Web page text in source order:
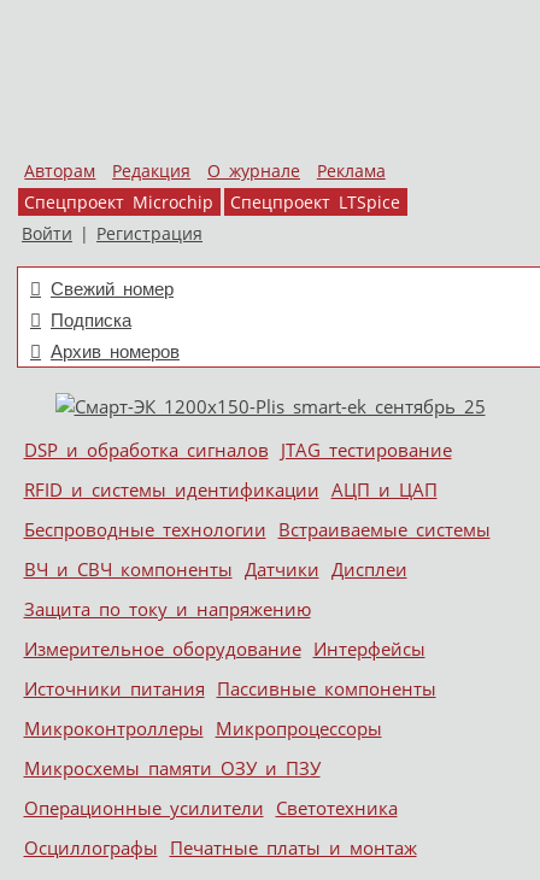
Авторам Редакция О журнале
Реклама
Спецпроект Microchip
Спецпроект LTSpice
Войти | Регистрация
Свежий номер
Подписка
Архив номеров
Меню
Skip to content
DSP и обработка сигналов JTAG тестирование
RFID и системы идентификации АЦП и ЦАП
Беспроводные технологии Встраиваемые системы
ВЧ и СВЧ компоненты Датчики Дисплеи
Защита по току и напряжению
Измерительное оборудование Интерфейсы
Источники питания Пассивные компоненты
Микроконтроллеры Микропроцессоры
Микросхемы памяти ОЗУ и ПЗУ
Операционные усилители Светотехника
Осциллографы Печатные платы и монтаж